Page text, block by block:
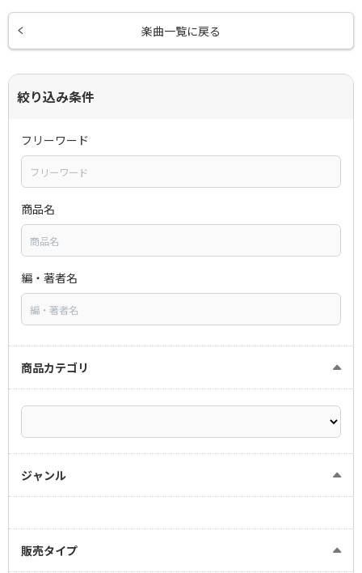
楽曲一覧に戻る
絞り込み条件
フリーワード
商品名
編・著者名
商品カテゴリ
ジャンル
販売タイプ